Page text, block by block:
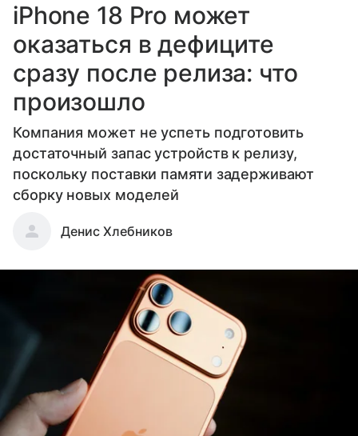
iPhone 18 Pro может
оказаться в дефиците
сразу после релиза: что
произошло
Компания может не успеть подготовить
достаточный запас устройств к релизу,
поскольку поставки памяти задерживают
сборку новых моделей
Денис Хлебников